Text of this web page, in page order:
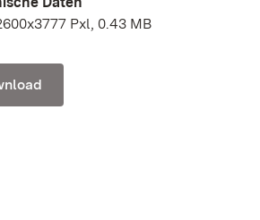
Pxl, 0.43 MB